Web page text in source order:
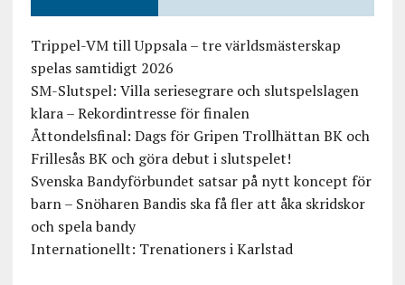
Trippel-VM till Uppsala – tre världsmästerskap
spelas samtidigt 2026
SM-Slutspel: Villa seriesegrare och slutspelslagen
klara – Rekordintresse för finalen
Åttondelsfinal: Dags för Gripen Trollhättan BK och
Frillesås BK och göra debut i slutspelet!
Svenska Bandyförbundet satsar på nytt koncept för
barn – Snöharen Bandis ska få fler att åka skridskor
och spela bandy
Internationellt: Trenationers i Karlstad